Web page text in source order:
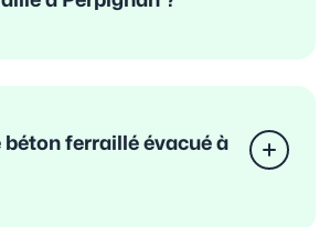
béton ferraillé évacué à